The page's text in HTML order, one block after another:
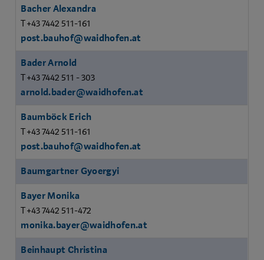
Bacher Alexandra
T +43 7442 511-161
post.bauhof@waidhofen.at
Bader Arnold
T +43 7442 511 - 303
arnold.bader@waidhofen.at
Baumböck Erich
T +43 7442 511-161
post.bauhof@waidhofen.at
Baumgartner Gyoergyi
Bayer Monika
T +43 7442 511-472
monika.bayer@waidhofen.at
Beinhaupt Christina